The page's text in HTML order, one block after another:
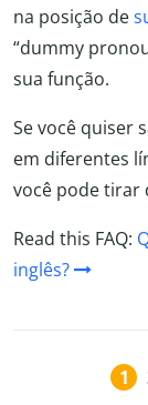
na posição de
“dummy
sua função.
Se você quiser
em diferentes
você pode tirar
Read this FAQ:
inglês?
1